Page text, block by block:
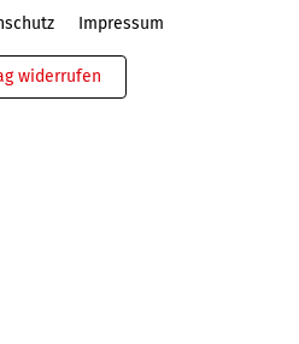
Impressum
widerrufen